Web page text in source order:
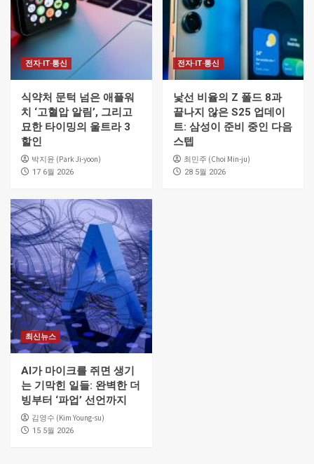
전자·IT·통신
식약처 문턱 넘은 애플워
치 ‘고혈압 알림’, 그리고
묘한 타이밍의 울트라 3
할인
박지윤 (Park Ji-yoon)
17 6월 2026
전자·IT·통신
낯선 비율의 Z 폴드 8과
끝나지 않은 S25 업데이
트: 삼성이 준비 중인 다음
스텝
최민주 (Choi Min-ju)
28 5월 2026
최신뉴스
AI가 마이크를 쥐면 생기
는 기막힌 일들: 완벽한 더
빙부터 ‘파업’ 선언까지
김영수 (Kim Young-su)
15 5월 2026